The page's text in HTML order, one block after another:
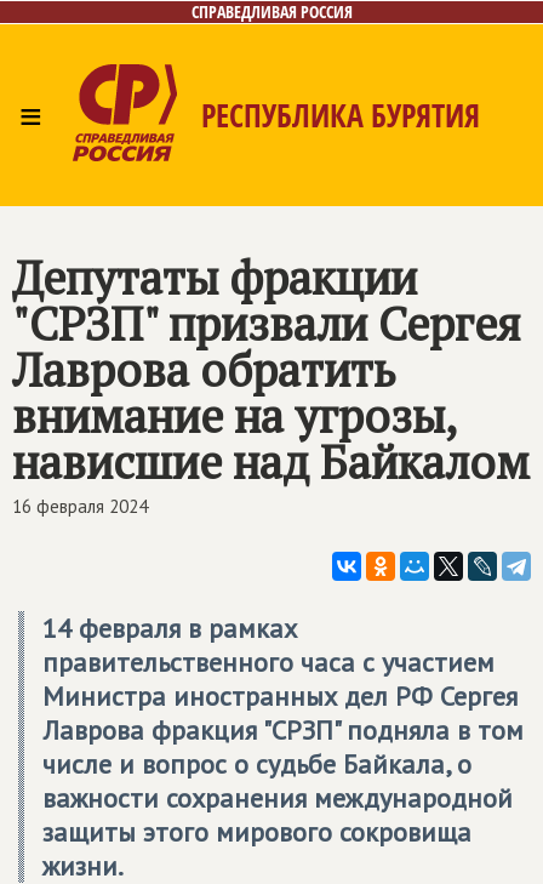
СПРАВЕДЛИВАЯ РОССИЯ
≡ РЕСПУБЛИКА БУРЯТИЯ
Контакты
Депутаты фракции
"СРЗП" призвали Сергея
Лаврова обратить
внимание на угрозы,
нависшие над Байкалом
16 февраля 2024
14 февраля в рамках
правительственного часа с участием
Министра иностранных дел РФ Сергея
Лаврова фракция "СРЗП" подняла в том
числе и вопрос о судьбе Байкала, о
важности сохранения международной
защиты этого мирового сокровища
жизни.